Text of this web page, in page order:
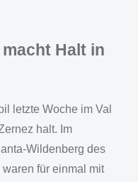
Halt in
letzte Woche im Val
halt. Im
Wildenberg des
für einmal mit